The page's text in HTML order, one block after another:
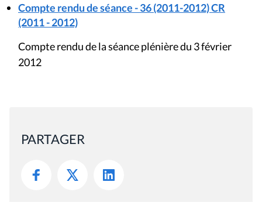
Compte rendu de séance - 36 (2011-2012) CR
(2011 - 2012)
Compte rendu de la séance plénière du 3 février
2012
PARTAGER